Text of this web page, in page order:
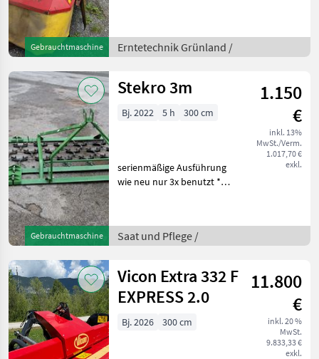
Gebrauchtmaschine
Schwadleitblech,
Pendelbock,
serienmäßige Ausführung *
Antrieb
Erntetechnik Grünland /
Gebrauchtmaschine
Stekro 3m
1.150
€
inkl. 13%
MwSt./Verm.
1.017,70 €
exkl.
Bj. 2022 5 h 300 cm
serienmäßige Ausführung
wie neu nur 3x benutzt *
Saat und Pflege
Wieseneggen
Saat und Pflege /
Vicon Extra 332 F
EXPRESS 2.0
11.800
€
inkl. 20 %
MwSt.
9.833,33 €
exkl.
Bj. 2026 300 cm